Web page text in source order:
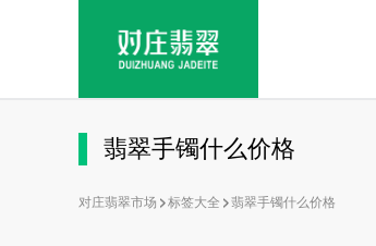
翡翠手镯什么价格
对庄翡翠市场 标签大全 翡翠手镯什么价格